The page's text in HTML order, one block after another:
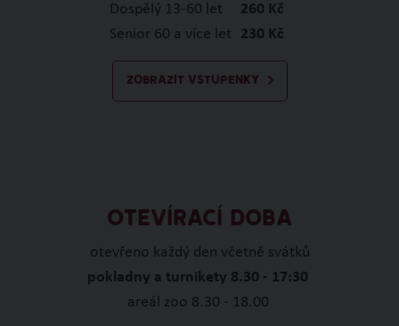
Dospělý 13-60 let
260 Kč
Senior 60 a více let
230 Kč
ZOBRAZIT VSTUPENKY
OTEVÍRACÍ DOBA
otevřeno každý den včetně svátků
pokladny a turnikety 8.30 - 17:30
areál zoo 8.30 - 18.00